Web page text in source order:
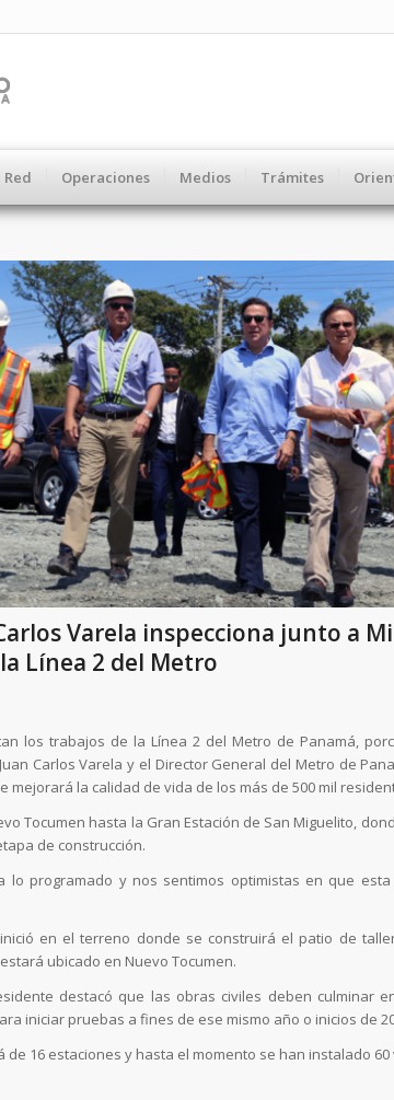
Red Operaciones Medios Trámites
Varela inspecciona junto a
Línea 2 del Metro
los trabajos de la Línea 2 del Metro de Panamá,
Carlos Varela y el Director General del Metro de
mejorará la calidad de vida de los más de 500 mil
Tocumen hasta la Gran Estación de San Miguelito,
de construcción.
lo programado y nos sentimos optimistas en que
en el terreno donde se construirá el patio de
ubicado en Nuevo Tocumen.
destacó que las obras civiles deben culminar
iniciar pruebas a fines de ese mismo año o inicios de
de 16 estaciones y hasta el momento se han instalado